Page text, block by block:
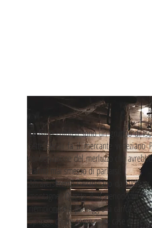
Le Isole Lofoten sono un gruppo di
sette secoli fa il mercante
conservazione del merluzzo che
hanno mai smesso di parlarsi.
Attraverseremo l’arcipelago da
montagne. Questo è il periodo in
riempiono e il paesaggio si carica di
Spiagge chiare come neve, case